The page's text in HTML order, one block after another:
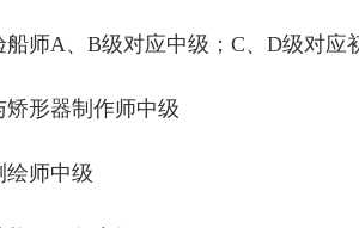
船师A、B级对应中级；C、D级对应
矫形器制作师中级
绘师中级